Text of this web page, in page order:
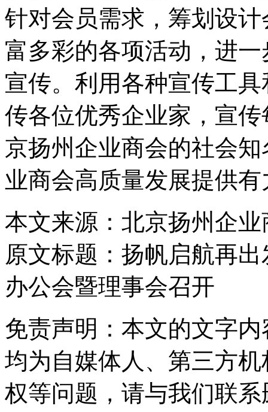
针对会员需求，筹划设
富多彩的各项活动，进
宣传。利用各种宣传工
传各位优秀企业家，宣
京扬州企业商会的社会
业商会高质量发展提供
本文来源：北京扬州企业
原文标题： 扬帆启航再
办公会暨理事会召开
免责声明：本文的文字
均为自媒体人、第三方
权等问题，请与我们联